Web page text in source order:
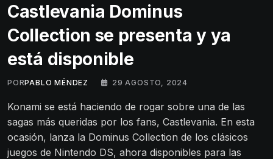
Castlevania Dominus
Collection se presenta y ya
está disponible
PORPABLO MÉNDEZ 29 AGOSTO, 2024
Konami se está haciendo de rogar sobre una de las
sagas más queridas por los fans, Castlevania. En esta
ocasión, lanza la Dominus Collection de los clásicos
juegos de Nintendo DS, ahora disponibles para las